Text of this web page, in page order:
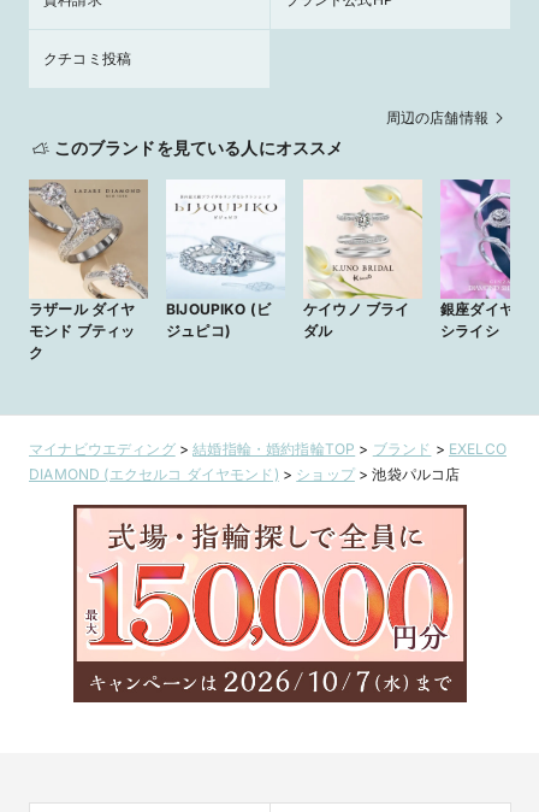
クチコミ投稿
周辺の店舗情報
このブランドを見ている人にオススメ
ラザール ダイヤ
モンド ブティッ
ク
BIJOUPIKO (ビ
ジュピコ)
ケイウノ ブライ
ダル
銀座ダイヤモ
シライシ
マイナビウエディング>結婚指輪・婚約指輪TOP > ブランド > EXELCO
DIAMOND (エクセルコ ダイヤモンド) > ショップ>池袋パルコ店